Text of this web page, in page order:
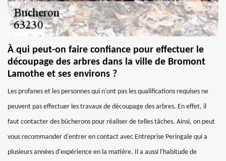
À qui peut-on faire confiance pour effectuer le
découpage des arbres dans la ville de Bromont
Lamothe et ses environs ?
Les profanes et les personnes qui n'ont pas les qualifications requises ne
peuvent pas effectuer les travaux de découpage des arbres. En effet, il
faut contacter des bûcherons pour réaliser de telles tâches. Ainsi, on peut
vous recommander d'entrer en contact avec Entreprise Peringale qui a
plusieurs années d'expérience en la matière. Il a aussi l'habitude de